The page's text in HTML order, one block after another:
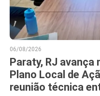
06/08/2026
Paraty, RJ avança
Plano Local de
reunião técnica